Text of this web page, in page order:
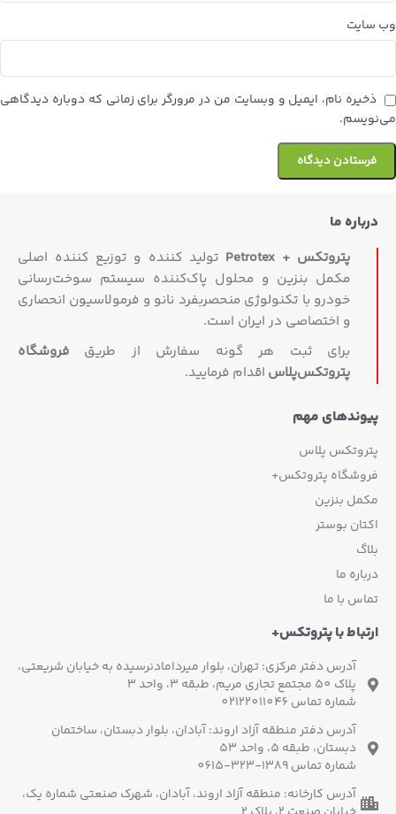
وب‌ سایت
ذخیره نام، ایمیل و وبسایت من در مرورگر برای زمانی که دوباره دیدگاهی
می‌نویسم.
درباره ما
پتروتکس + Petrotex
تولید کننده و توزیع کننده اصلی
مکمل بنزین و محلول پاک‌کننده سیستم سوخت‌رسانی
خودرو با تکنولوژی منحصربفرد نانو و فرمولاسیون انحصاری
و اختصاصی در ایران است.
برای ثبت هر گونه سفارش از طریق فروشگاه
پتروتکس‏‌پلاس اقدام فرمایید.
پیوندهای مهم
پتروتکس پلاس
فروشگاه پتروتکس+
مکمل بنزین
اکتان بوستر
بلاگ
درباره ما
تماس با ما
ارتباط با پتروتکس+
آدرس دفتر مرکزی: تهران، بلوار میردامادنرسیده به خیابان شریعتی،
پلاک 50 مجتمع تجاری مریم، طبقه 3، واحد 3
شماره تماس 02122011046
آدرس دفتر منطقه آزاد اروند: آبادان، بلوار دبستان، ساختمان
دبستان، طبقه 5، واحد 53
شماره تماس 1389-323-0615
آدرس کارخانه: منطقه آزاد اروند، آبادان، شهرک صنعتی شماره یک،